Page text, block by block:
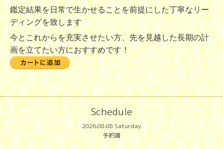
鑑定結果を日常で生かせることを前提にした丁寧なリー
ディングを致します
今とこれからを充実させたい方、先を見越した長期の計
画を立てたい方におすすめです！
Schedule
2026.08.08 Saturday
予約満